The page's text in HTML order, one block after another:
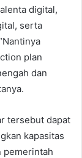
digital,
serta
plan
dan
tersebut dapat
kapasitas
pemerintah